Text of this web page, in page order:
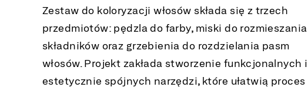
Zestaw do koloryzacji włosów składa się z trzech
przedmiotów: pędzla do farby, miski do rozmieszania
składników oraz grzebienia do rozdzielania pasm
włosów. Projekt zakłada stworzenie funkcjonalnych i
estetycznie spójnych narzędzi, które ułatwią proces